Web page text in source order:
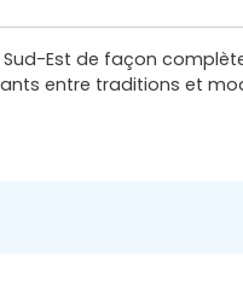
Est de façon
entre traditions et